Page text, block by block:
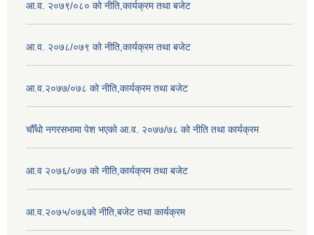
आ.व. २०७९/०८० को नीति,कार्यक्रम तथा बजेट
आ.व. २०७८/०७९ को नीति,कार्यक्रम तथा बजेट
आ.व.२०७७/०७८ को नीति,कार्यक्रम तथा बजेट
चौँथो नगरसभामा पेश भएको आ.व. २०७७/७८ को नीति तथा कार्यक्रम
आ.व २०७६/०७७ को नीति,कार्यक्रम तथा बजेट
आ.व.२०७५/०७६को नीति,बजेट तथा कार्यक्रम